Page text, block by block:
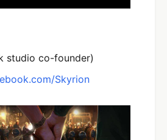
studio co-founder)
Skyrion